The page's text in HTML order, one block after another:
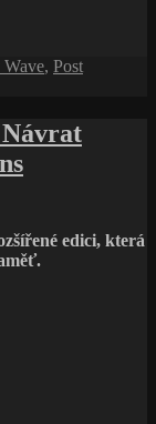
, Post
Návrat
edici, která